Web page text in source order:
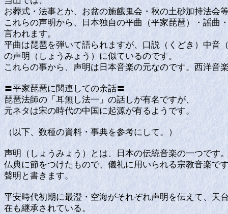
お葬式・法事とか、お盆の施餓鬼会・秋の土砂加持法会
これらの声明から、日本独自の平曲（平家琵琶）・謡曲
言われます。
平曲は琵琶を弾いて語られますが、口説（くどき）中音
の声明（しょうみょう）に似ているのです。
これらの事から、声明は日本音楽の元なのです。西洋音
〓平家琵琶に関連しての余話〓
琵琶法師の「耳無し法一」の話しが有名ですが、
元ネタは宋の時代の中国に起源が有るようです。
（以下、数種の資料・事典を参考にして。）
声明（しょうみょう）とは、日本の伝統音楽の一つです
仏典に節をつけたもので、儀礼に用いられる宗教音楽で
聲明と書きます。
平安時代初期に最澄・空海がそれぞれ声明を伝えて、天
在も継承されている。